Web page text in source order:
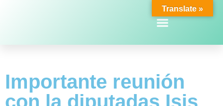
Importante reunión
con la diputadas Isis
Translate »